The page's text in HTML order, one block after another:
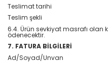
Teslimat tarihi
Teslim şekli
6.4. Ürün sevkiyat masrafı olan
ödenecektir.
7. FATURA BİLGİLERİ
Ad/Soyad/Unvan